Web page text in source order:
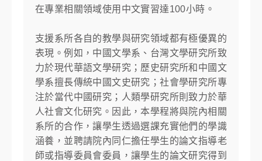
在專業相關領域使用中文實習達100小時。
支援系所各自的教學與研究領域都有極優異的
表現。例如，中國文學系、台灣文學研究所致
力於現代華語文學研究；歷史研究所和中國文
學系擅長傳統中國文史研究；社會學研究所專
注於當代中國研究；人類學研究所則致力於華
人社會文化研究。因此，本學程將與院內相關
系所的合作，讓學生透過選課充實他們的學識
涵養，並聘請院內同仁擔任學生的論文指導老
師或指導委員會委員，讓學生的論文研究得到